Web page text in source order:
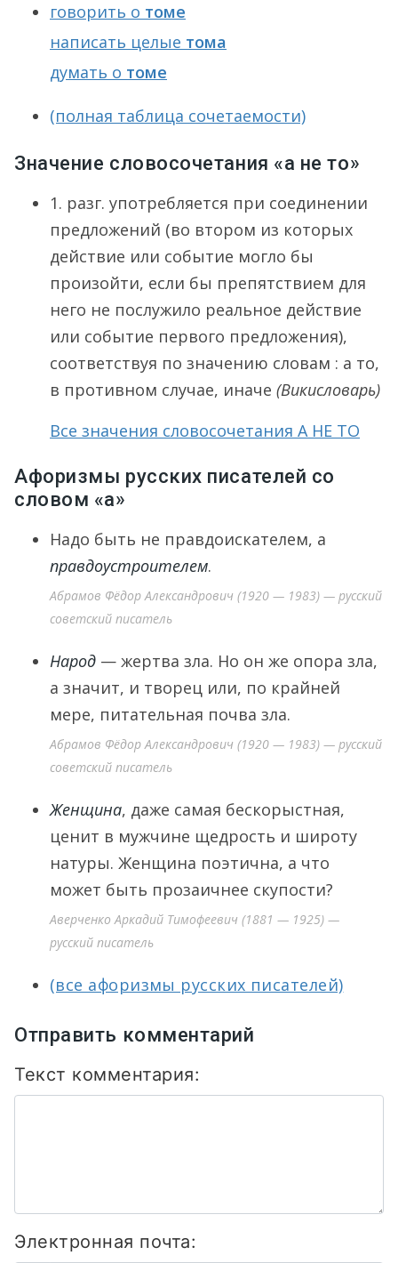
говорить о томе
написать целые тома
думать о томе
(полная таблица сочетаемости)
Значение словосочетания «а не то»
1. разг. употребляется при соединении
предложений (во втором из которых
действие или событие могло бы
произойти, если бы препятствием для
него не послужило реальное действие
или событие первого предложения),
соответствуя по значению словам : а то,
в противном случае, иначе (Викисловарь)
Все значения словосочетания А НЕ ТО
Афоризмы русских писателей со
словом «а»
Надо быть не правдоискателем, а
правдоустроителем.
Абрамов Фёдор Александрович (1920 — 1983) — русский
советский писатель
Народ — жертва зла. Но он же опора зла,
а значит, и творец или, по крайней
мере, питательная почва зла.
Абрамов Фёдор Александрович (1920 — 1983) — русский
советский писатель
Женщина, даже самая бескорыстная,
ценит в мужчине щедрость и широту
натуры. Женщина поэтична, а что
может быть прозаичнее скупости?
Аверченко Аркадий Тимофеевич (1881 — 1925) —
русский писатель
(все афоризмы русских писателей)
Отправить комментарий
Текст комментария:
Электронная почта: